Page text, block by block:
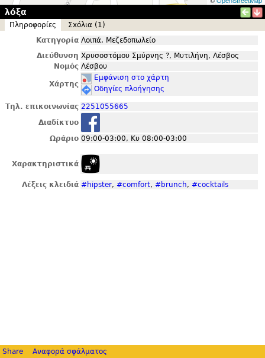
λόξα
Πληροφορίες
Σxόλια (1)
Κατηγορία Λοιπά, Μεζεδοπωλείο
Διεύθυνση Χρυσοστόμου Σμύρνης ?, Μυτιλήνη, Λέσβος
Νομός Λέσβου
Χάρτης
Εμφάνιση στο χάρτη
Οδηγίες πλοήγησης
Τηλ. επικοινωνίας 2251055665
Διαδίκτυο
Ωράριο 09:00-03:00, Κυ 08:00-03:00
Χαρακτηριστικά
Λέξεις κλειδιά #hipster, #comfort, #brunch, #cocktails
Share Αναφορά σφάλματος